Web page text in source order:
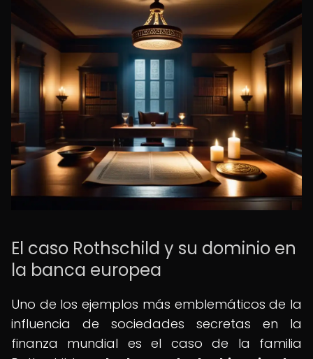
El caso Rothschild y su dominio en
la banca europea
Uno de los ejemplos más emblemáticos de la
influencia de sociedades secretas en la
finanza mundial es el caso de la familia